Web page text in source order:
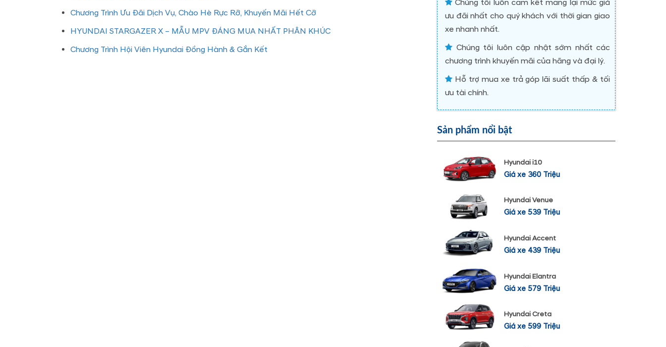
Chương Trình Ưu Đãi Dịch Vụ, Chào Hè Rực Rỡ, Khuyến Mãi Hết Cỡ
HYUNDAI STARGAZER X – MẪU MPV ĐÁNG MUA NHẤT PHÂN KHÚC
Chương Trình Hội Viên Hyundai Đồng Hành & Gắn Kết
Chúng tôi luôn cam kết mang lại mức giá
ưu đãi nhất cho quý khách với thời gian giao
xe nhanh nhất.
Chúng tôi luôn cập nhật sớm nhất các
chương trình khuyến mãi của hãng và đại lý.
Hỗ trợ mua xe trả góp lãi suất thấp & tối
ưu tài chính.
Sản phẩm nổi bật
Hyundai i10
Giá xe 360 Triệu
Hyundai Venue
Giá xe 539 Triệu
Hyundai Accent
Giá xe 439 Triệu
Hyundai Elantra
Giá xe 579 Triệu
Hyundai Creta
Giá xe 599 Triệu